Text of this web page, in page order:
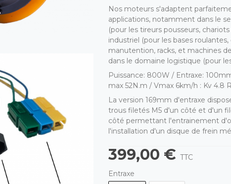
Nos moteurs s'adaptent
applications, notamment dans le
(pour les tireurs pousseurs,
industriel (pour les bases
manutention, racks, et machines
dans le domaine logistique (pour
Puissance: 800W / Entraxe:
max 52N.m / Vmax 6km/h : Kv 4.8
La version 169mm d'entraxe
trous filetés M5 d'un côté et d'un
côté permettant l'entrainement
l'installation d'un disque de frein
399,00 € TTC
Entraxe